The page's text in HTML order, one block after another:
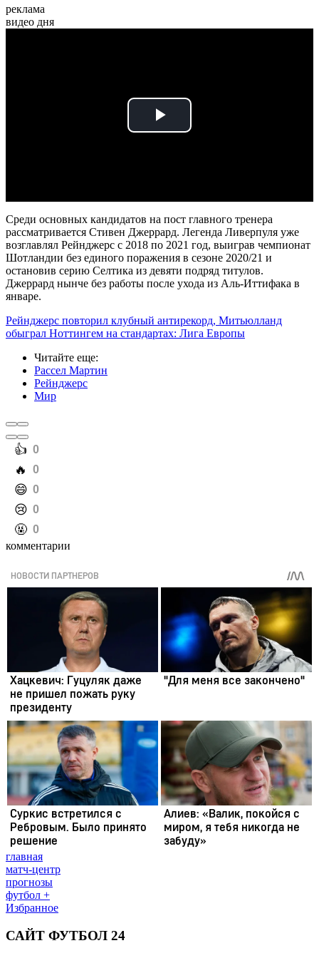
реклама
видео дня
Play
Среди основных кандидатов на пост главного тренера
рассматривается Стивен Джеррард. Легенда Ливерпуля уже
возглавлял Рейнджерс с 2018 по 2021 год, выиграв чемпионат
Шотландии без единого поражения в сезоне 2020/21 и
остановив серию Селтика из девяти подряд титулов.
Джеррард нынче без работы после ухода из Аль-Иттифака в
январе.
Рейнджерс повторил клубный антирекорд, Митьюлланд
обыграл Ноттингем на стандартах: Лига Европы
Читайте еще:
Рассел Мартин
Рейнджерс
Мир
️👍 0
️🔥 0
️😄 0
️😢 0
️🤬 0
комментарии
главная
матч-центр
прогнозы
футбол +
Избранное
САЙТ ФУТБОЛ 24